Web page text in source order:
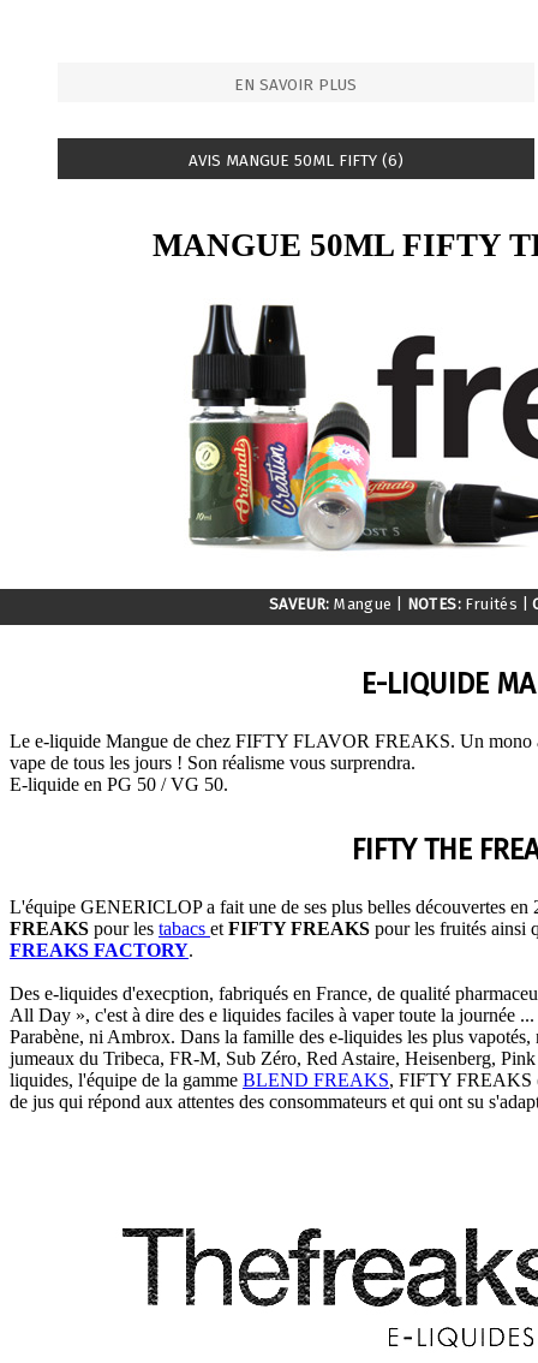
EN SAVOIR PLUS
AVIS MANGUE 50ML FIFTY (6)
MANGUE 50ML FIFTY
SAVEUR: Mangue NOTES:Fruités
E-LIQUIDE
Le e-liquide Mangue de chez FIFTY FLAVOR FREAKS. Un mono
vape de tous les jours ! Son réalisme vous surprendra.
E-liquide en PG 50 / VG 50.
FIFTY THE
L'équipe GENERICLOP a fait une de ses plus belles découvertes en
FREAKS pour les tabacs et FIFTY FREAKS pour les fruités ainsi
FREAKS FACTORY.
Des e-liquides d'execption, fabriqués en France, de qualité
All Day », c'est à dire des e liquides faciles à vaper toute la journée
Parabène, ni Ambrox. Dans la famille des e-liquides les plus
jumeaux du Tribeca, FR-M, Sub Zéro, Red Astaire, Heisenberg,
liquides, l'équipe de la gamme BLEND FREAKS, FIFTY FREAKS
de jus qui répond aux attentes des consommateurs et qui ont su